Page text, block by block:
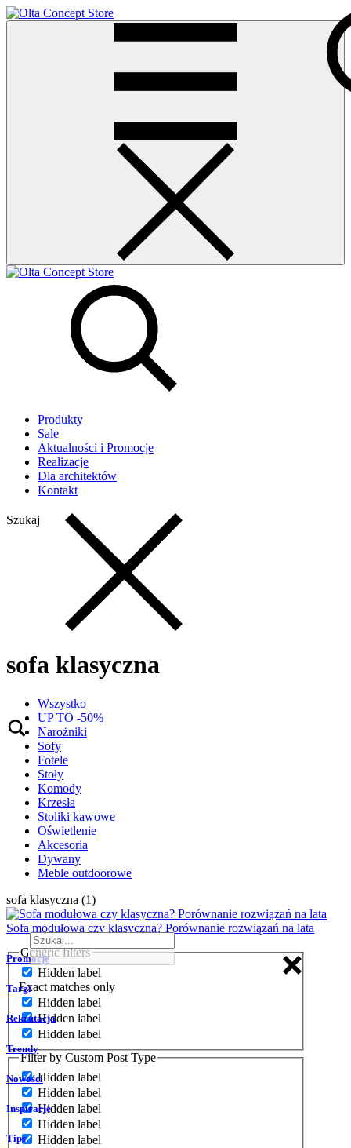
Produkty
Sale
Aktualności i Promocje
Realizacje
Dla architektów
Kontakt
Szukaj
Generic filters
Hidden label
Exact matches only
Hidden label
Hidden label
Hidden label
Filter by Custom Post Type
Hidden label
Hidden label
Hidden label
Hidden label
Hidden label
sofa klasyczna
Wszystko
UP TO -50%
Narożniki
Sofy
Fotele
Stoły
Komody
Krzesła
Stoliki kawowe
Oświetlenie
Akcesoria
Dywany
Meble outdoorowe
sofa klasyczna (1)
Sofa modułowa czy klasyczna? Porównanie rozwiązań na lata
Promocje
Targi
Rekrutacja
Trendy
Nowości
Inspiracje
Tips